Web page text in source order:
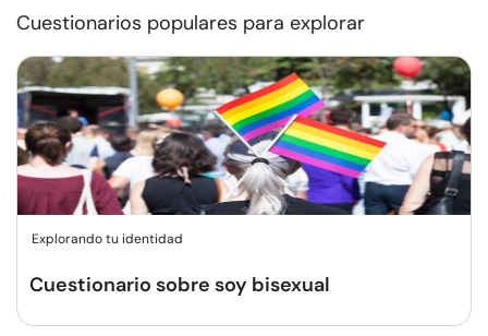
Cuestionarios populares para explorar
Explorando tu identidad
Cuestionario sobre soy bisexual